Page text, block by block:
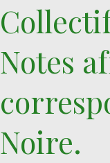
‎Notes
Noire. ‎